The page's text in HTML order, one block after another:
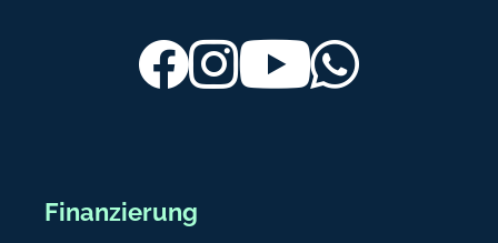
FacebookInstagramYoutube
Finanzierung